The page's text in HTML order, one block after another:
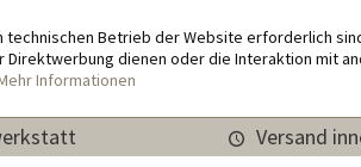
Betrieb der Website erforderlich
dienen oder die Interaktion mit
Informationen
Versand